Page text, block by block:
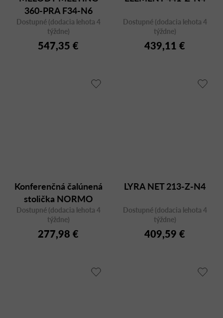
360-PRA F34-N6
Dostupné (dodacia lehota 4
týždne)
547,35 €
Dostupné (dodacia lehota 4
týždne)
439,11 €
Konferenčná čalúnená
stolička NORMO
500HC na kolieskach
Dostupné (dodacia lehota 4
týždne)
277,98 €
LYRA NET 213-Z-N4
Dostupné (dodacia lehota 4
týždne)
409,59 €